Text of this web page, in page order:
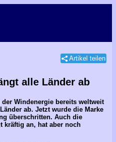
Artikel teilen
alle Länder ab
Windenergie bereits weltweit
ab. Jetzt wurde die Marke
überschritten. Auch die
kräftig an, hat aber noch